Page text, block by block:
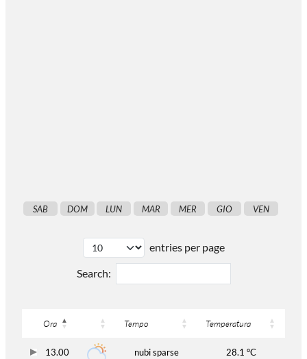
SAB DOM LUN MAR MER GIO VEN
entries per page
Search:
Ora Tempo Temperatura
13.00 nubi sparse 28.1 °C